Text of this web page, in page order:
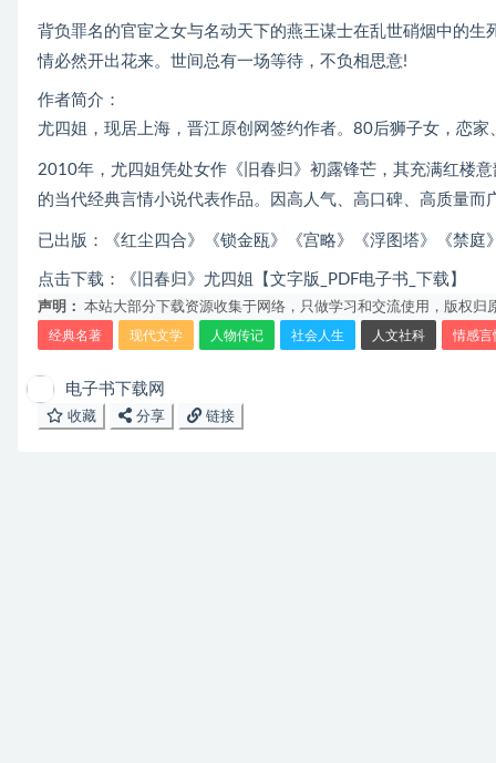
背负罪名的官宦之女与名动天下的燕王谋士在乱世硝烟中的
情必然开出花来。世间总有一场等待，不负相思意!
作者简介：
尤四姐，现居上海，晋江原创网签约作者。80后狮子女，恋
2010年，尤四姐凭处女作《旧春归》初露锋芒，其充满红楼
的当代经典言情小说代表作品。因高人气、高口碑、高质量
已出版：《红尘四合》《锁金瓯》《宫略》《浮图塔》《禁庭
点击下载： 《旧春归》尤四姐【文字版_PDF电子书_下载】
声明： 本站大部分下载资源收集于网络，只做学习和交流使用，版权
经典名著 现代文学 人物传记 社会人生 人文社科 情感言
电子书下载网
收藏
分享 链接